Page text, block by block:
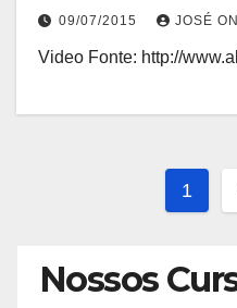
09/07/2015 JOSÉ
Video Fonte: http://
1
Nossos